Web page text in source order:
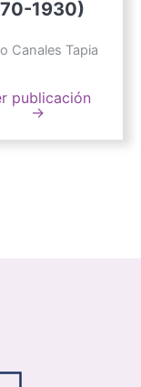
1930)
Canales Tapia
publicación
→